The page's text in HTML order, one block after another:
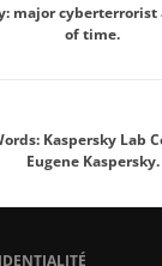
major
of time.
Kaspersky Lab
Eugene Kaspersky.